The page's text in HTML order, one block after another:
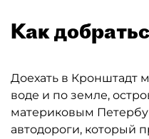
Как
Доехать в Кронштадт
воде и по земле,
материковым
автодороги, который